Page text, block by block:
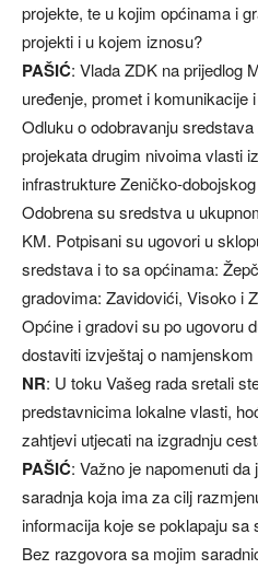
projekte, te u kojim općinama i
projekti i u kojem iznosu?
PAŠIĆ: Vlada ZDK na prijedlog
uređenje, promet i komunikacije
Odluku o odobravanju
projekata drugim nivoima vlasti
infrastrukture Zeničko-
Odobrena su sredstva u
KM. Potpisani su ugovori u
sredstava i to sa općinama:
gradovima: Zavidovići, Visoko i
Općine i gradovi su po ugovoru
dostaviti izvještaj o
NR: U toku Vašeg rada sretali
predstavnicima lokalne vlasti,
zahtjevi utjecati na izgradnju
PAŠIĆ: Važno je napomenuti
saradnja koja ima za cilj
informacija koje se poklapaju sa
Bez razgovora sa mojim